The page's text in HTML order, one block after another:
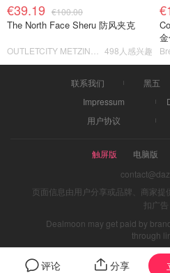
评论 分享
€39.19 €100.00
The North Face Sheru 防风夹克
498人感兴趣
联系我们 黑五
Impressum
用户协议
触屏版 电脑版
页面信息由用户分享或品牌、商家
扣广告
Dealmoon may get paid by
through